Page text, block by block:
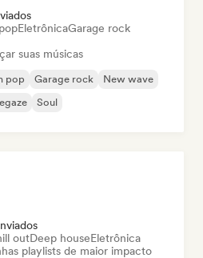
EletrônicaGarage rock
suas músicas
pop Garage rock
New wave
Soul
outDeep houseEletrônica
playlists de maior impacto